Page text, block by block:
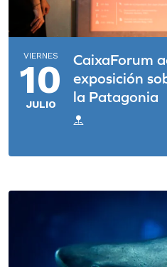
VIERNES
10
JULIO
CaixaForum
exposición
la Patagonia